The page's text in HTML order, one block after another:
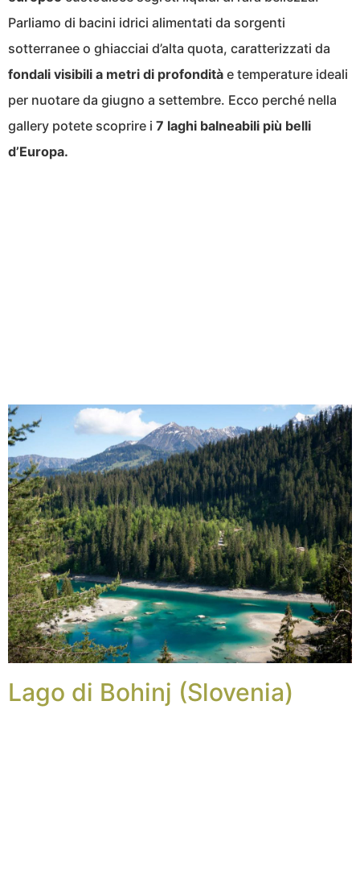
Parliamo di bacini idrici alimentati da sorgenti
sotterranee o ghiacciai d’alta quota, caratterizzati da
fondali visibili a metri di profondità e temperature ideali
per nuotare da giugno a settembre. Ecco perché nella
gallery potete scoprire i 7 laghi balneabili più belli
d’Europa.
Lago di Bohinj (Slovenia)